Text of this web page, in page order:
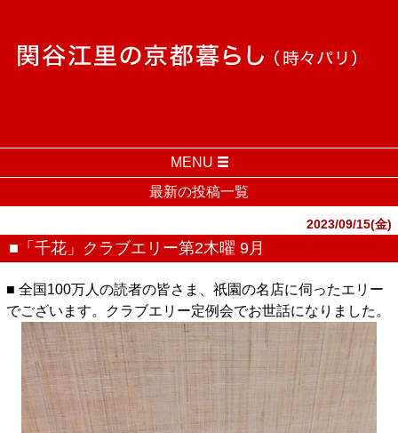
MENU
最新の投稿一覧
2023/09/15(金)
■「千花」クラブエリー第2木曜 9月
■ 全国100万人の読者の皆さま、祇園の名店に伺ったエリー
でございます。クラブエリー定例会でお世話になりました。